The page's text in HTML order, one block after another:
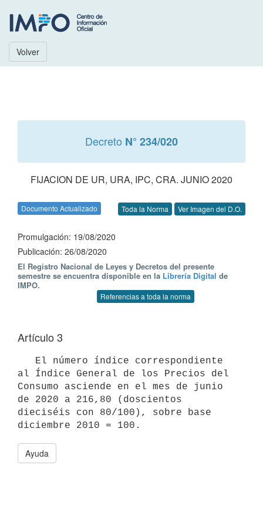
Volver
Decreto N° 234/020
FIJACION DE UR, URA, IPC, CRA. JUNIO 2020
Documento Actualizado Toda la Norma Ver Imagen del D.O.
Promulgación: 19/08/2020
Publicación: 26/08/2020
El Registro Nacional de Leyes y Decretos del presente
semestre se encuentra disponible en la Librería Digital de
IMPO.
Referencias a toda la norma
Artículo 3
al Índice General de los Precios del
Consumo asciende en el mes de junio
de 2020 a 216,80 (doscientos
dieciséis con 80/100), sobre base
Ayuda